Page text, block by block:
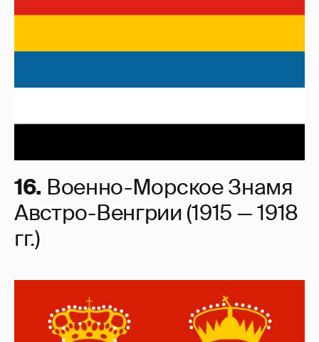
16. Военно-Морское Знамя
Австро-Венгрии (1915 — 1918
гг.)